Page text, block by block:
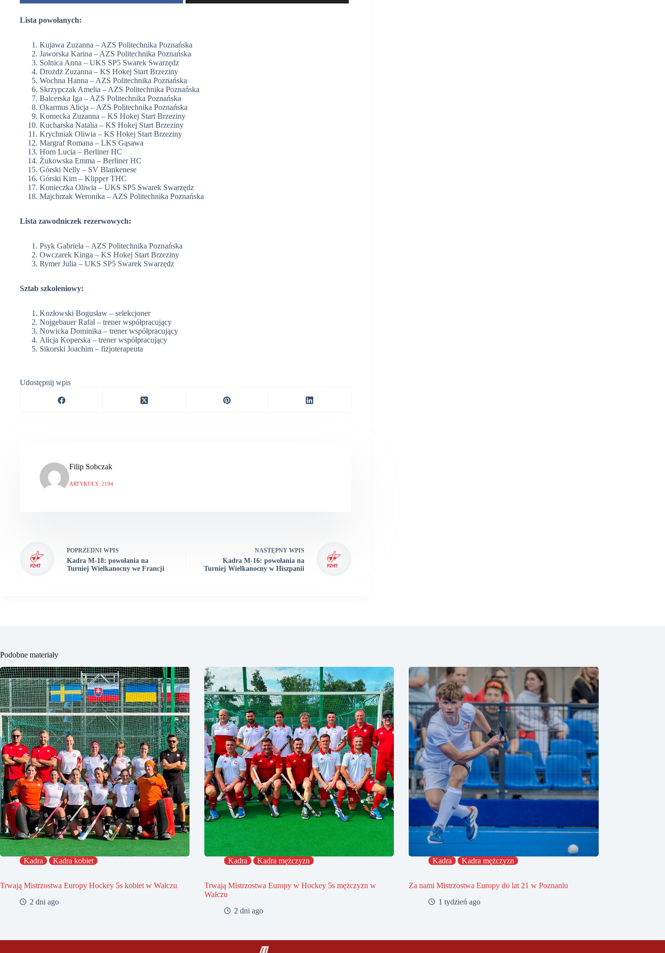
Lista powołanych:
Kujawa Zuzanna – AZS Politechnika Poznańska
Jaworska Karina – AZS Politechnika Poznańska
Solnica Anna – UKS SP5 Swarek Swarzędz
Drożdż Zuzanna – KS Hokej Start Brzeziny
Wochna Hanna – AZS Politechnika Poznańska
Skrzypczak Amelia – AZS Politechnika Poznańska
Balcerska Iga – AZS Politechnika Poznańska
Okarmus Alicja – AZS Politechnika Poznańska
Kornecka Zuzanna – KS Hokej Start Brzeziny
Kucharska Natalia – KS Hokej Start Brzeziny
Krychniak Oliwia – KS Hokej Start Brzeziny
Margraf Romana – LKS Gąsawa
Horn Lucia – Berliner HC
Żukowska Emma – Berliner HC
Górski Nelly – SV Blankenese
Górski Kim – Klipper THC
Konieczka Oliwia – UKS SP5 Swarek Swarzędz
Majchrzak Weronika – AZS Politechnika Poznańska
Lista zawodniczek rezerwowych:
Psyk Gabriela – AZS Politechnika Poznańska
Owczarek Kinga – KS Hokej Start Brzeziny
Rymer Julia – UKS SP5 Swarek Swarzędz
Sztab szkoleniowy:
Kozłowski Bogusław – selekcjoner
Nojgebauer Rafał – trener współpracujący
Nowicka Dominika – trener współpracujący
Alicja Koperska – trener współpracujący
Sikorski Joachim – fizjoterapeuta
Udostępnij wpis
Filip Sobczak
ARTYKUŁY: 2194
POPRZEDNI WPIS
Kadra M-18: powołania na
Turniej Wielkanocny we Francji
NASTĘPNY WPIS
Kadra M-16: powołania na
Turniej Wielkanocny w Hiszpanii
Podobne materiały
Kadra Kadra kobiet
Trwają Mistrzostwa Europy Hockey 5s kobiet w Wałczu
2 dni ago
Kadra Kadra mężczyzn
Trwają Mistrzostwa Europy w Hockey 5s mężczyzn w
Wałczu
2 dni ago
Kadra Kadra mężczyzn
Za nami Mistrzostwa Europy do lat 21 w Poznaniu
1 tydzień ago